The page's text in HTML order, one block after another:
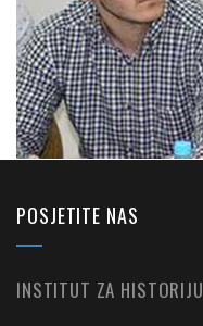
POSJETITE NAS
INSTITUT ZA HISTORIJU